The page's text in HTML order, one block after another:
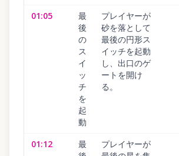
01:05
最
後
の
ス
イ
ッ
チ
を
起
動
プレイヤーが
砂を落として
最後の円形ス
イッチを起動
し、出口のゲ
ートを開け
る。
01:12
最
プレイヤーが